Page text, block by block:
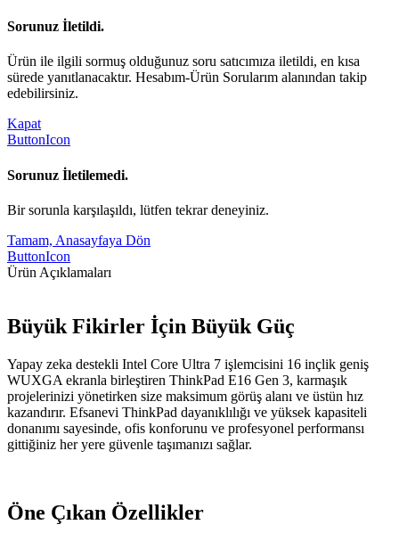
Sorunuz İletildi.
Ürün ile ilgili sormuş olduğunuz soru satıcımıza iletildi, en kısa
sürede yanıtlanacaktır. Hesabım-Ürün Sorularım alanından takip
edebilirsiniz.
Kapat
ButtonIcon
Sorunuz İletilemedi.
Bir sorunla karşılaşıldı, lütfen tekrar deneyiniz.
Tamam, Anasayfaya Dön
ButtonIcon
Ürün Açıklamaları
Büyük Fikirler İçin Büyük Güç
Yapay zeka destekli Intel Core Ultra 7 işlemcisini 16 inçlik geniş
WUXGA ekranla birleştiren ThinkPad E16 Gen 3, karmaşık
projelerinizi yönetirken size maksimum görüş alanı ve üstün hız
kazandırır. Efsanevi ThinkPad dayanıklılığı ve yüksek kapasiteli
donanımı sayesinde, ofis konforunu ve profesyonel performansı
gittiğiniz her yere güvenle taşımanızı sağlar.
Öne Çıkan Özellikler